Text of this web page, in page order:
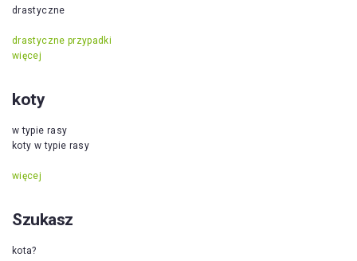
drastyczne
drastyczne przypadki
więcej
koty
w typie rasy
koty w typie rasy
więcej
Szukasz
kota?